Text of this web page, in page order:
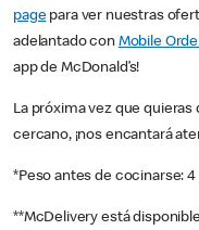
pagepara ver nuestras
adelantado con Mobile
app de McDonald’s!
La próxima vez que quieras
cercano, ¡nos encantará
*Peso antes de cocinarse: 4
**McDelivery está